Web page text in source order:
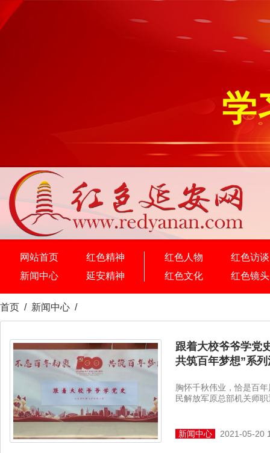
学
网站首页
红色精神
新闻中心
延安精神
红色人物
红色访谈
红色文化
红色镜头
首页 / 新闻中心 /
跟着大校爷爷学党
共筑百年梦想”系
胸怀千秋伟业，恰是百
民解放军原总部机关师
新闻中心 2021-05-20